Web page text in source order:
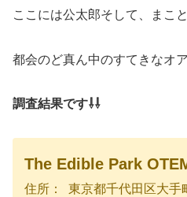
ここには公太郎そして、まこ
都会のど真ん中のすてきなオ
調査結果です⇩⇩
The Edible Park
住所： 東京都千代田区大手